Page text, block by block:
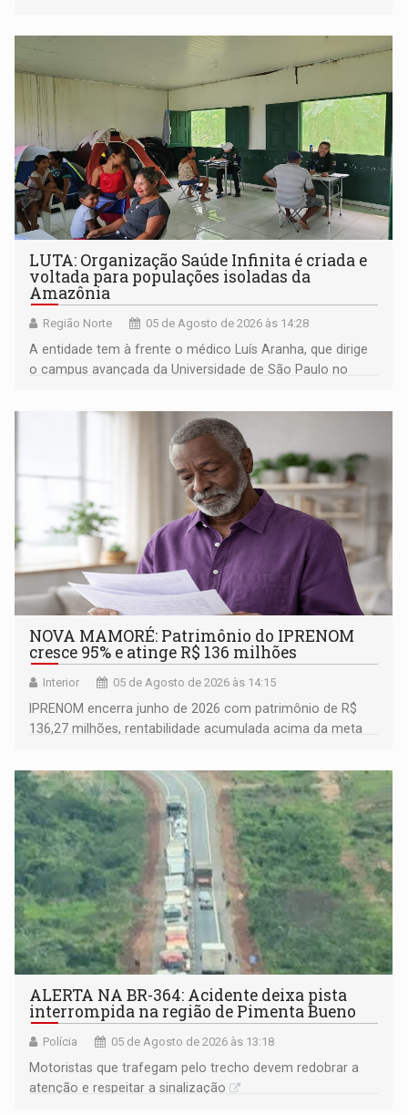
LUTA: Organização Saúde Infinita é criada e
voltada para populações isoladas da
Amazônia
Região Norte 05 de Agosto de 2026 às 14:28
A entidade tem à frente o médico Luís Aranha, que dirige
o campus avançada da Universidade de São Paulo no
NOVA MAMORÉ: Patrimônio do IPRENOM
cresce 95% e atinge R$ 136 milhões
Interior 05 de Agosto de 2026 às 14:15
IPRENOM encerra junho de 2026 com patrimônio de R$
136,27 milhões, rentabilidade acumulada acima da meta
ALERTA NA BR-364: Acidente deixa pista
interrompida na região de Pimenta Bueno
Polícia 05 de Agosto de 2026 às 13:18
​Motoristas que trafegam pelo trecho devem redobrar a
atenção e respeitar a sinalização